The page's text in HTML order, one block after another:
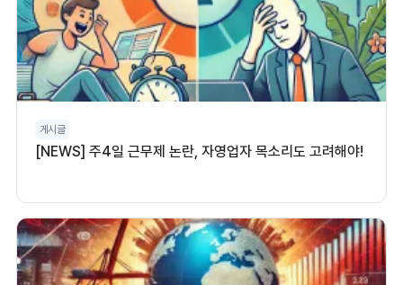
게시글
[NEWS] 주4일 근무제 논란, 자영업자 목소리도 고려해야!